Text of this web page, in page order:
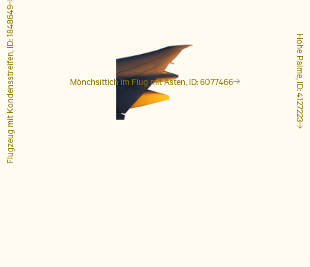
Mönchsittich im Flug mit Ästen, ID: 6077466 Hohe Palme, ID: 4127223
Flugzeug mit Kondensstreifen, ID: 1848649